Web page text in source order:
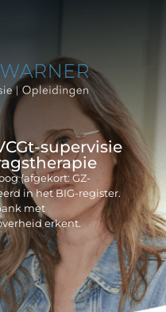
supervisie
(afgekort: GZ-
in het BIG-register.
met
erkent.